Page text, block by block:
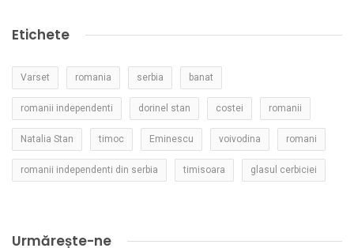
Etichete
Varset romania serbia banat
romanii independenti dorinel stan costei romanii
Natalia Stan timoc Eminescu voivodina romani
romanii independenti din serbia timisoara glasul cerbiciei
Urmărește-ne